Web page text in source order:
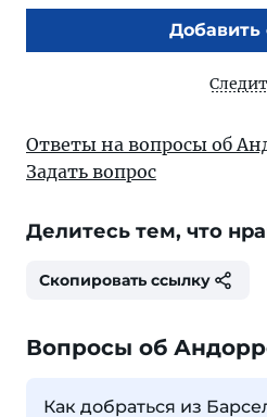
Добавить
Ответы на вопросы об
Задать вопрос
Делитесь тем, что
Скопировать ссылку
Вопросы об
Как добраться из